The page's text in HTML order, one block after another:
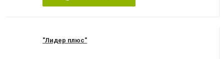
"Лидер плюс"